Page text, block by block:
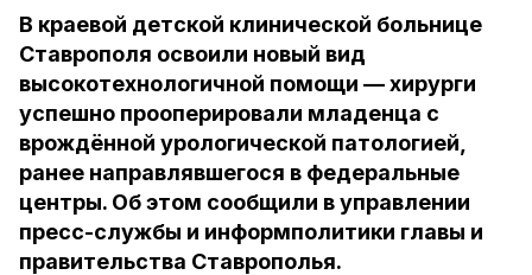
В краевой детской клинической больнице
Ставрополя освоили новый вид
высокотехнологичной помощи — хирурги
успешно прооперировали младенца с
врождённой урологической патологией,
ранее направлявшегося в федеральные
центры. Об этом сообщили в управлении
пресс-службы и информполитики главы и
правительства Ставрополья.